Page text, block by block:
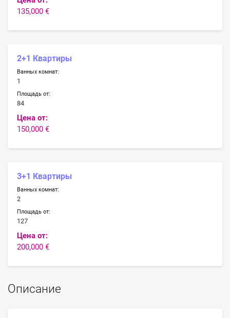
135,000 €
2+1 Квартиры
Ванных комнат:
1
Площадь от:
84
Цена от:
150,000 €
3+1 Квартиры
Ванных комнат:
2
Площадь от:
127
Цена от:
200,000 €
Описание